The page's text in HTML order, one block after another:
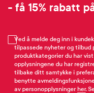
- få 15% rabatt
Ved å melde deg inn i
tilpassede nyheter og tilbud
produktkategorier du har
opplysningene du har
tilbake ditt samtykke i
benytte
av personopplysninger her.